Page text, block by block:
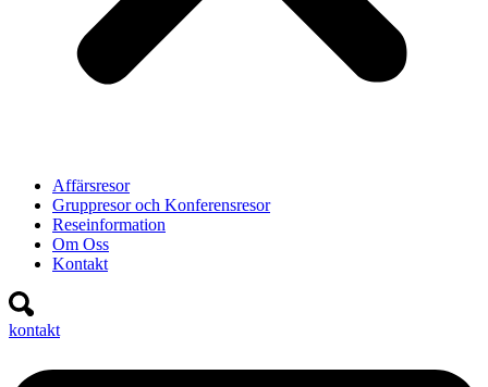
Affärsresor
Gruppresor och Konferensresor
Reseinformation
Om Oss
Kontakt
kontakt